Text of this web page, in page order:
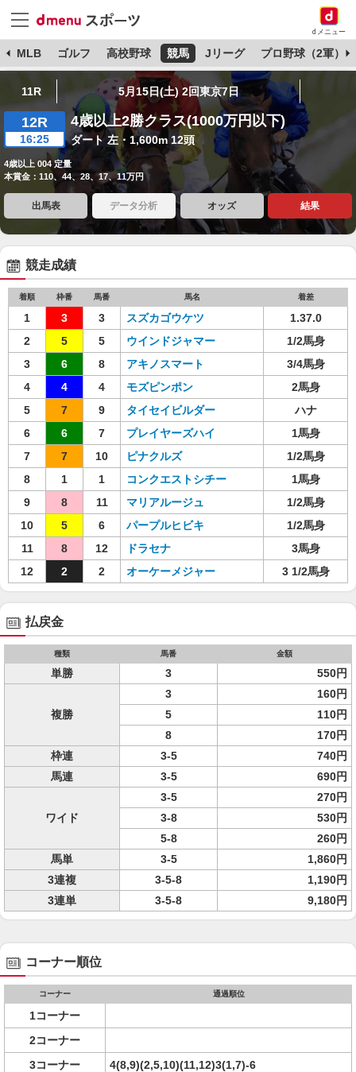
dメニュー
MLB ゴルフ 高校野球 競馬 Jリーグ プロ野球（2軍）
11R 5月15日(土) 2回東京7日
12R
16:25
4歳以上2勝クラス(1000万円以下)
ダート 左・1,600m 12頭
4歳以上 004 定量
本賞金：110、44、28、17、11万円
出馬表 データ分析 オッズ 結果
競走成績
着順 枠番 馬番 馬名 着差
1 3 3 スズカゴウケツ
1.37.0
2
5 5 ウインドジャマー
1/2馬身
3
6 8 アキノスマート
3/4馬身
4
4 4 モズピンポン
2馬身
5
7 9 タイセイビルダー
ハナ
6
6 7 プレイヤーズハイ
1馬身
7
7 10 ピナクルズ
1/2馬身
8
1 1 コンクエストシチー
1馬身
9
8 11 マリアルージュ
1/2馬身
10
5 6 パープルヒビキ
1/2馬身
11
8 12 ドラセナ
3馬身
12
2 2 オーケーメジャー 3 1/2馬身
払戻金
種類 馬番 金額
単勝 3 550円
複勝
3
160円
5
110円
8
170円
枠連
3-5
740円
馬連
3-5 690円
ワイド
3-5
270円
3-8
530円
5-8
260円
馬単
3-5
1,860円
3連複
3-5-8
1,190円
3連単
3-5-8 9,180円
コーナー順位
コーナー 通過順位
1コーナー
2コーナー
3コーナー
4(8,9)(2,5,10)(11,12)3(1,7)-6